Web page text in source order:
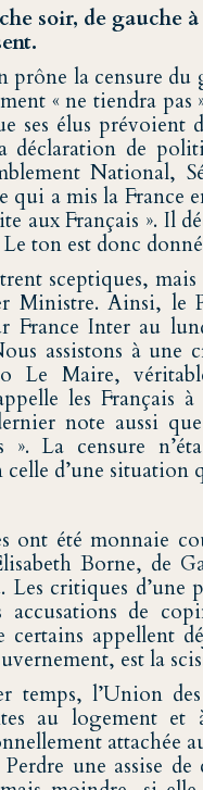
soir, de gauche
prône la censure
« ne tiendra pas
ses élus prévoient
déclaration de
National,
qui a mis la France
aux Français ». Il
ton est donc
sceptiques,
Ministre. Ainsi, le
France Inter au
assistons à une
Le Maire,
les Français
note aussi
». La censure
d’une situation
ont été monnaie
Borne, de
Les critiques
accusations de
certains appellent
est la
temps, l’Union
au logement et
attachée
une assise